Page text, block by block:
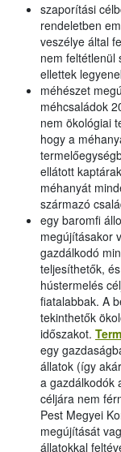
szaporítási
rendeletben
veszélye által
nem feltétlenül
ellettek
méhészet
méhcsaládok
nem ökológiai
hogy a
ellátott
méhanyát
származó
egy baromfi
megújításakor
gazdálkodó
teljesíthetők,
hústermelés
fiatalabbak. A
tekinthetők
időszakot.
egy
állatok (így
a gazdálkodók
céljára nem
Pest Megyei
megújítását
állatokkal